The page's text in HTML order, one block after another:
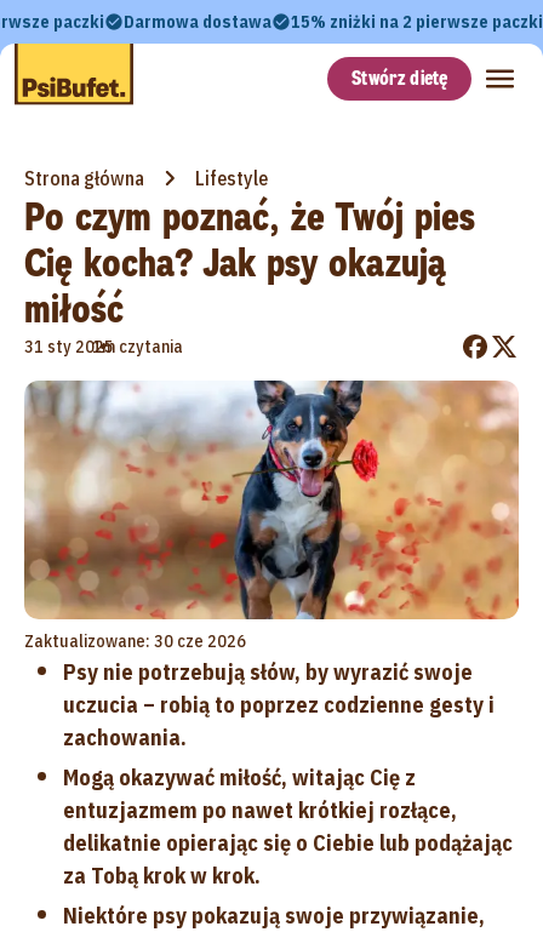
paczki Darmowa dostawa 15% zniżki na 2 pierwsze paczki
Stwórz dietę
Strona główna Lifestyle
Po czym poznać, że Twój pies
Cię kocha? Jak psy okazują
miłość
31 sty 2025
•
1m czytania
Zaktualizowane: 30 cze 2026
Psy nie potrzebują słów, by wyrazić swoje
uczucia – robią to poprzez codzienne gesty i
zachowania.
Mogą okazywać miłość, witając Cię z
entuzjazmem po nawet krótkiej rozłące,
delikatnie opierając się o Ciebie lub podążając
za Tobą krok w krok.
Niektóre psy pokazują swoje przywiązanie,